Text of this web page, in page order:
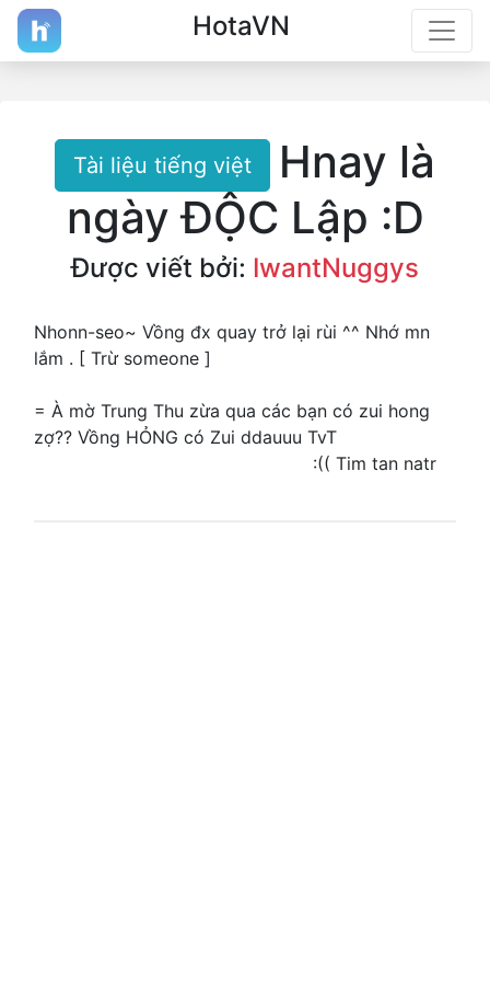
HotaVN
Tài liệu tiếng việt
Hnay là
ngày ĐỘC Lập :D
Được viết bởi: IwantNuggys
Nhonn-seo~ Vồng đx quay trở lại rùi ^^ Nhớ mn
lắm . [ Trừ someone ]
= À mờ Trung Thu zừa qua các bạn có zui hong
zợ?? Vồng HỎNG có Zui ddauuu TvT
:(( Tim tan natr